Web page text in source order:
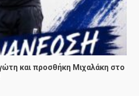
και προσθήκη Μιχαλάκη στο